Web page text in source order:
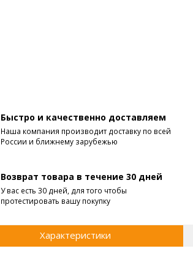
Быстро и качественно доставляем
Наша компания производит доставку по всей
России и ближнему зарубежью
Возврат товара в течение 30 дней
У вас есть 30 дней, для того чтобы
протестировать вашу покупку
Характеристики